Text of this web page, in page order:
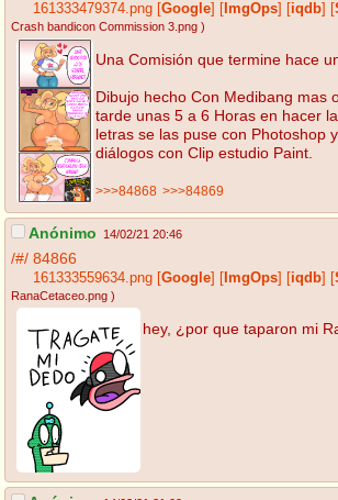
161333479374.png Google ImgOps iqdb
Crash bandicon Commission 3.png )
Una Comisión que termine hace
Dibujo hecho Con Medibang mas
tarde unas 5 a 6 Horas en hacer
letras se las puse con Photoshop
diálogos con Clip estudio Paint.
>>>84868 >>>84869
Anónimo 14/02/21 20:46
/#/ 84866
161333559634.png Google ImgOps iqdb
RanaCetaceo.png )
hey, ¿por que taparon mi